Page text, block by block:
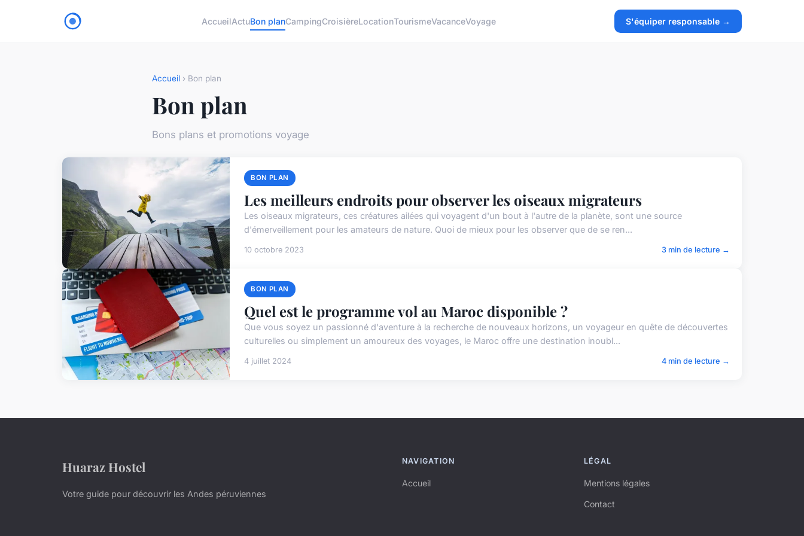
AccueilActuBon planCampingCroisièreLocationTourismeVacanceVoyage S'équiper responsable →
Accueil › Bon plan
Bon plan
Bons plans et promotions voyage
BON PLAN
Les meilleurs endroits pour observer les oiseaux migrateurs
Les oiseaux migrateurs, ces créatures ailées qui voyagent d'un bout à l'autre de la planète, sont une source
d'émerveillement pour les amateurs de nature. Quoi de mieux pour les observer que de se ren...
10 octobre 2023 3 min de lecture →
BON PLAN
Quel est le programme vol au Maroc disponible ?
Que vous soyez un passionné d'aventure à la recherche de nouveaux horizons, un voyageur en quête de découvertes
culturelles ou simplement un amoureux des voyages, le Maroc offre une destination inoubl...
4 juillet 2024 4 min de lecture →
Huaraz Hostel
Votre guide pour découvrir les Andes péruviennes
NAVIGATION
Accueil
LÉGAL
Mentions légales
Contact